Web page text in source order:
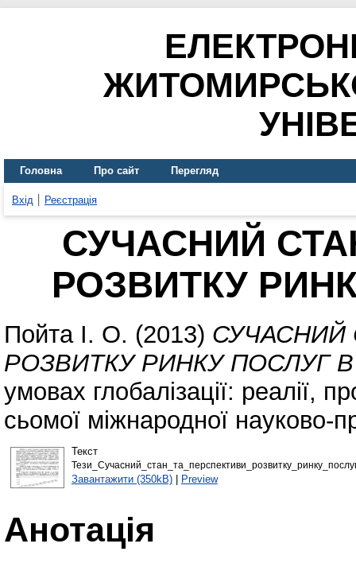
Головна Про сайт Перегляд
Вхід Реєстрація
СУЧАСНИЙ
РОЗВИТКУ
Пойта І. О. (2013) СУЧАСНИЙ
РОЗВИТКУ РИНКУ ПОСЛУГ В
умовах глобалізації: реалії,
сьомої міжнародної науково-
Текст
Завантажити (350kB)| Preview
Анотація